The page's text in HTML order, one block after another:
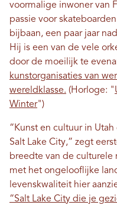
voormalige inwoner van
passie voor
bijbaan, een paar jaar
Hij is een van de vele
door de moeilijk te
kunstorganisaties van
wereldklasse. (Horloge: "
Winter")
“Kunst en cultuur in
Salt Lake City,” zegt
breedte van de
met het ongelooflijke
levenskwaliteit hier
“Salt Lake City die je